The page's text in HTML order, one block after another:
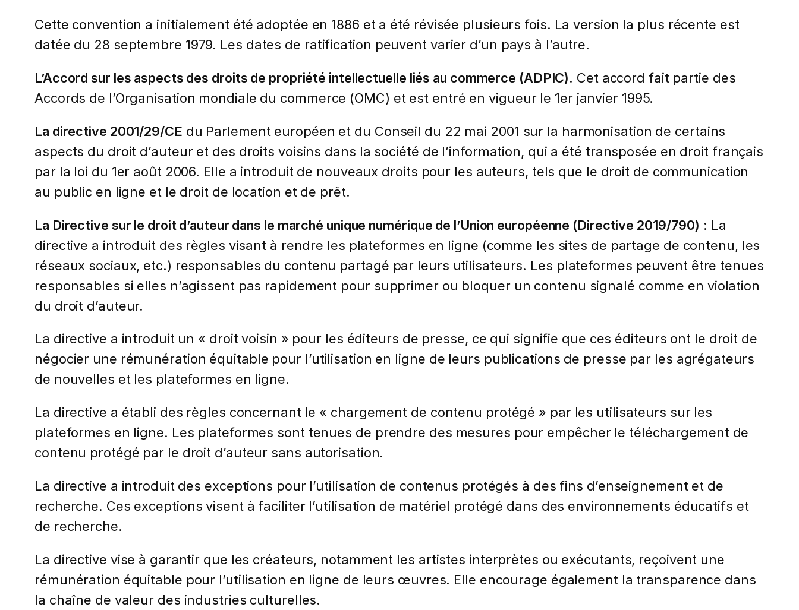
Cette convention a initialement été adoptée en 1886 et a été révisée plusieurs fois. La version la plus récente est
datée du 28 septembre 1979. Les dates de ratification peuvent varier d’un pays à l’autre.
L’Accord sur les aspects des droits de propriété intellectuelle liés au commerce (ADPIC). Cet accord fait partie des
Accords de l’Organisation mondiale du commerce (OMC) et est entré en vigueur le 1er janvier 1995.
La directive 2001/29/CE du Parlement européen et du Conseil du 22 mai 2001 sur la harmonisation de certains
aspects du droit d’auteur et des droits voisins dans la société de l’information, qui a été transposée en droit français
par la loi du 1er août 2006. Elle a introduit de nouveaux droits pour les auteurs, tels que le droit de communication
au public en ligne et le droit de location et de prêt.
La Directive sur le droit d’auteur dans le marché unique numérique de l’Union européenne (Directive 2019/790) : La
directive a introduit des règles visant à rendre les plateformes en ligne (comme les sites de partage de contenu, les
réseaux sociaux, etc.) responsables du contenu partagé par leurs utilisateurs. Les plateformes peuvent être tenues
responsables si elles n’agissent pas rapidement pour supprimer ou bloquer un contenu signalé comme en violation
du droit d’auteur.
La directive a introduit un « droit voisin » pour les éditeurs de presse, ce qui signifie que ces éditeurs ont le droit de
négocier une rémunération équitable pour l’utilisation en ligne de leurs publications de presse par les agrégateurs
de nouvelles et les plateformes en ligne.
La directive a établi des règles concernant le « chargement de contenu protégé » par les utilisateurs sur les
plateformes en ligne. Les plateformes sont tenues de prendre des mesures pour empêcher le téléchargement de
contenu protégé par le droit d’auteur sans autorisation.
La directive a introduit des exceptions pour l’utilisation de contenus protégés à des fins d’enseignement et de
recherche. Ces exceptions visent à faciliter l’utilisation de matériel protégé dans des environnements éducatifs et
de recherche.
La directive vise à garantir que les créateurs, notamment les artistes interprètes ou exécutants, reçoivent une
rémunération équitable pour l’utilisation en ligne de leurs œuvres. Elle encourage également la transparence dans
la chaîne de valeur des industries culturelles.